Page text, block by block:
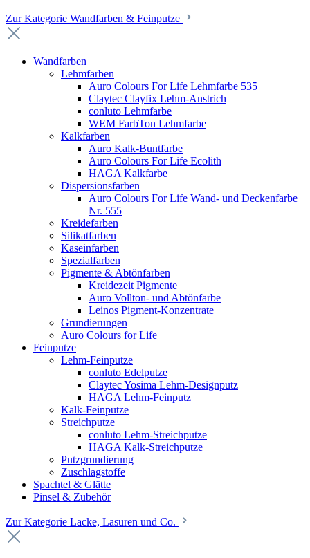
Zur Kategorie Wandfarben & Feinputze
Wandfarben
Lehmfarben
Auro Colours For Life Lehmfarbe 535
Claytec Clayfix Lehm-Anstrich
conluto Lehmfarbe
WEM FarbTon Lehmfarbe
Kalkfarben
Auro Kalk-Buntfarbe
Auro Colours For Life Ecolith
HAGA Kalkfarbe
Dispersionsfarben
Auro Colours For Life Wand- und Deckenfarbe
Nr. 555
Kreidefarben
Silikatfarben
Kaseinfarben
Spezialfarben
Pigmente & Abtönfarben
Kreidezeit Pigmente
Auro Vollton- und Abtönfarbe
Leinos Pigment-Konzentrate
Grundierungen
Auro Colours for Life
Feinputze
Lehm-Feinputze
conluto Edelputze
Claytec Yosima Lehm-Designputz
HAGA Lehm-Feinputz
Kalk-Feinputze
Streichputze
conluto Lehm-Streichputze
HAGA Kalk-Streichputze
Putzgrundierung
Zuschlagstoffe
Spachtel & Glätte
Pinsel & Zubehör
Zur Kategorie Lacke, Lasuren und Co.